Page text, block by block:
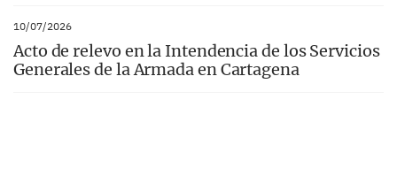
10/07/2026
Acto de relevo en la Intendencia de los Servicios
Generales de la Armada en Cartagena